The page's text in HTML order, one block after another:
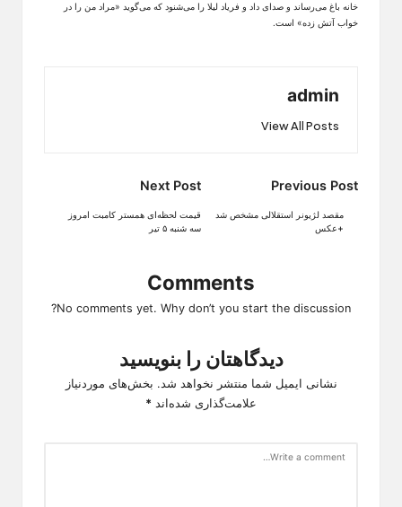
خانه باغ می‌رساند و صدای داد و فریاد لیلا را می‌شنود که می‌گوید «مراد من را در
خواب آتش زده» است.
admin
View All Posts
Post
navigation
Previous Post
مقصد لژیونر استقلالی مشخص شد
+عکس
Next Post
قیمت لحظه‌ای همستر کامبت امروز
سه شنبه ۵ تیر
Comments
No comments yet. Why don’t you start the discussion?
دیدگاهتان را بنویسید
نشانی ایمیل شما منتشر نخواهد شد. بخش‌های موردنیاز
علامت‌گذاری شده‌اند *